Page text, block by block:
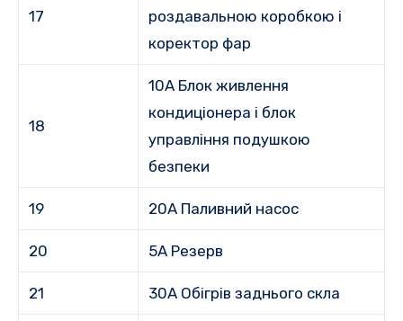
17
роздавальною коробкою і
коректор фар
18
10A Блок живлення
кондиціонера і блок
управління подушкою
безпеки
19 20A Паливний насос
20 5A Резерв
21 30A Обігрів заднього скла